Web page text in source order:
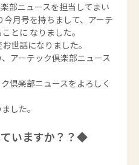
部ニュースを担当してまい
月号を持ちまして、アーテ
とに なりました。
世話になりました。
ーテック倶楽部ニュース
倶楽部ニュースをよろしく
した。
いますか？？◆